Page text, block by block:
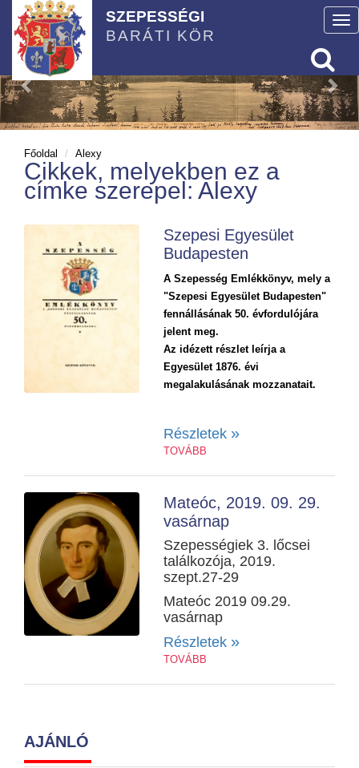
SZEPESSÉGI
BARÁTI KÖR
Főoldal Alexy
Cikkek, melyekben ez a
címke szerepel: Alexy
Szepesi Egyesület
Budapesten
A Szepesség Emlékkönyv, mely a
"Szepesi Egyesület Budapesten"
fennállásának 50. évfordulójára
jelent meg.
Az idézett részlet leírja a
Egyesület 1876. évi
megalakulásának mozzanatait.
Részletek »
TOVÁBB
Mateóc, 2019. 09. 29.
vasárnap
Szepességiek 3. lőcsei
találkozója, 2019.
szept.27-29
Mateóc 2019 09.29.
vasárnap
Részletek »
TOVÁBB
AJÁNLÓ